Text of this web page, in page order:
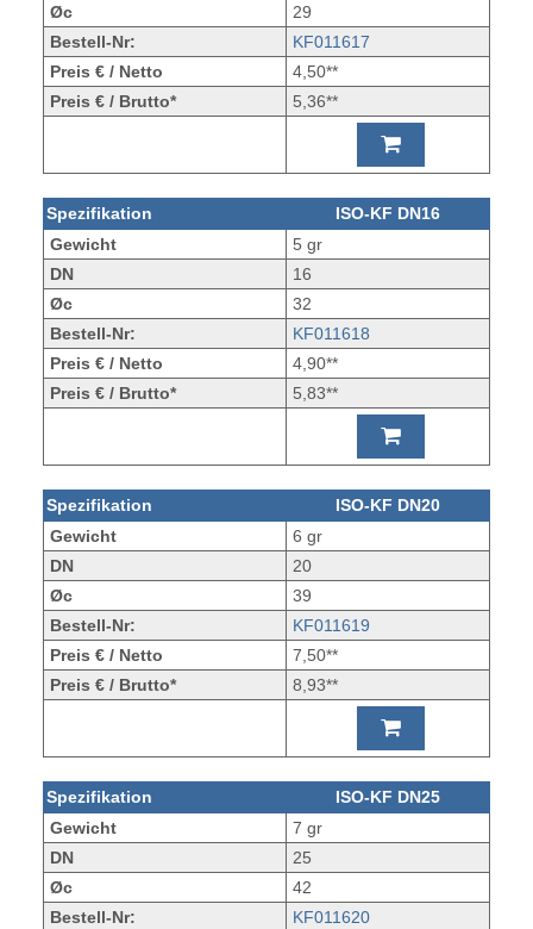
Øc
29
Bestell-Nr:
KF011617
Preis € / Netto
4,50**
Preis € / Brutto*
5,36**
Spezifikation
ISO-KF DN16
Gewicht
5 gr
DN
16
Øc
32
Bestell-Nr:
KF011618
Preis € / Netto
4,90**
Preis € / Brutto*
5,83**
Spezifikation
ISO-KF DN20
Gewicht
6 gr
DN
20
Øc
39
Bestell-Nr:
KF011619
Preis € / Netto
7,50**
Preis € / Brutto*
8,93**
Spezifikation
ISO-KF DN25
Gewicht
7 gr
DN
25
Øc
42
Bestell-Nr:
KF011620